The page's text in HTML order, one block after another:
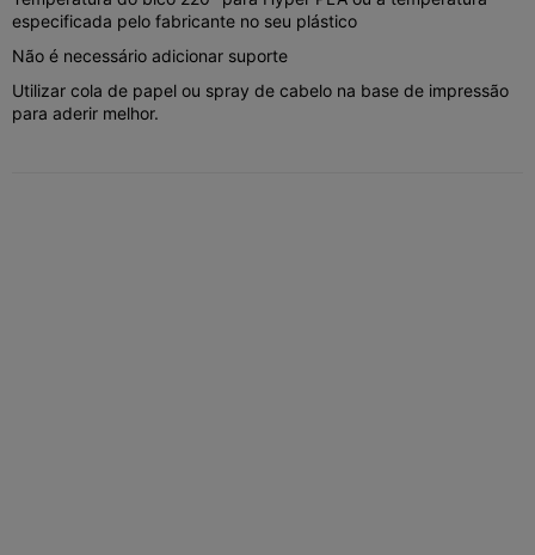
especificada pelo fabricante no seu plástico
Não é necessário adicionar suporte
Utilizar cola de papel ou spray de cabelo na base de impressão
para aderir melhor.